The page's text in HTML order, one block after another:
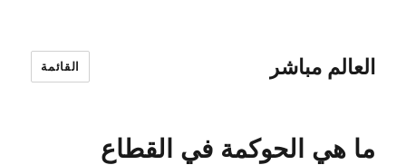
العالم مباشر القائمة
ما هي الحوكمة في القطاع